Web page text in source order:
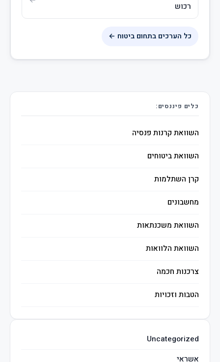
רכוש
כל הערכים בתחום ביטוח ←
כלים פיננסים:
השוואת קרנות פנסיה
השוואת ביטוחים
קרן השתלמות
מחשבונים
השוואת משכנתאות
השוואת הלוואות
צרכנות חכמה
הטבות וזכויות
השקעות חכמות
מיסים
Uncategorized
אשראי